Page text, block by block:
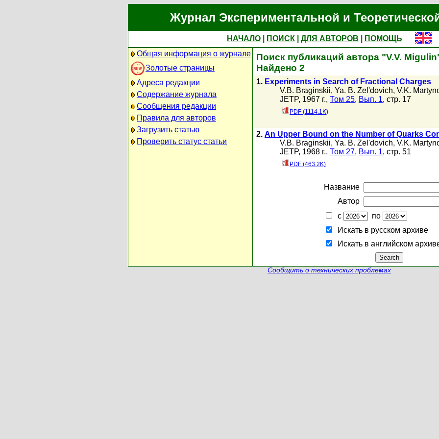
Журнал Экспериментальной и
НАЧАЛО ПОИСК ДЛЯ АВТОРОВ
ПОМОЩЬ
Общая информация о журнале
Золотые страницы
Адреса редакции
Содержание журнала
Сообщения редакции
Правила для авторов
Загрузить статью
Проверить статус статьи
Поиск публикаций автора "V.V.
Найдено 2
1. Experiments in Search of Fractional Charges
V.B. Braginskii, Ya. B. Zel'dovich, V.K.
JETP, 1967 г., Том 25, Вып. 1, стр. 17
PDF (1114.1K)
2. An Upper Bound on the Number of Quarks
V.B. Braginskii, Ya. B. Zel'dovich, V.K.
JETP, 1968 г., Том 27, Вып. 1, стр. 51
PDF (463.2K)
Название
Автор
с
по
Искать в русском архиве
Искать в английском
Сообщить о технических проблемах